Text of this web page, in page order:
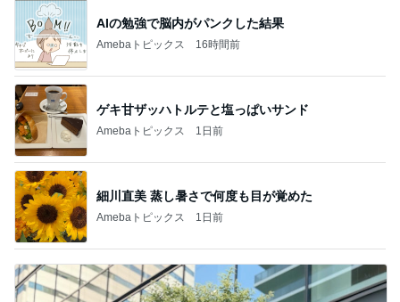
AIの勉強で脳内がパンクした結果
Amebaトピックス 16時間前
ゲキ甘ザッハトルテと塩っぱいサンド
Amebaトピックス 1日前
細川直美 蒸し暑さで何度も目が覚めた
Amebaトピックス 1日前